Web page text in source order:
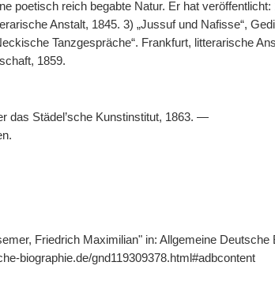
poetisch reich begabte Natur. Er hat
Anstalt, 1845. 3) „Jussuf und Nafisse“,
Tanzgespräche“. Frankfurt, litterarische
1859.
das Städel’sche Kunstinstitut, 1863. —
Friedrich Maximilian" in: Allgemeine
biographie.de/gnd119309378.html#adbcontent